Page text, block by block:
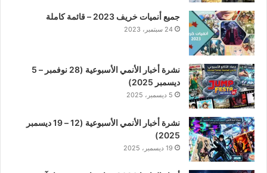
جميع أنميات خريف 2023 – قائمة كاملة
24 سبتمبر، 2023
نشرة أخبار الأنمي الأسبوعية (28 نوفمبر – 5
ديسمبر 2025)
5 ديسمبر، 2025
نشرة أخبار الأنمي الأسبوعية (12 – 19 ديسمبر
2025)
19 ديسمبر، 2025